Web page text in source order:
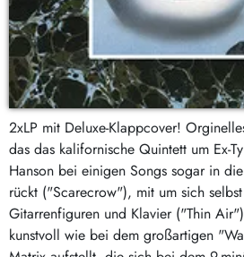
2xLP mit Deluxe-Klappcover!
das das kalifornische Quintett um Ex-
Hanson bei einigen Songs sogar in
rückt ("Scarecrow"), mit um sich
Gitarrenfiguren und Klavier ("Thin
kunstvoll wie bei dem großartigen